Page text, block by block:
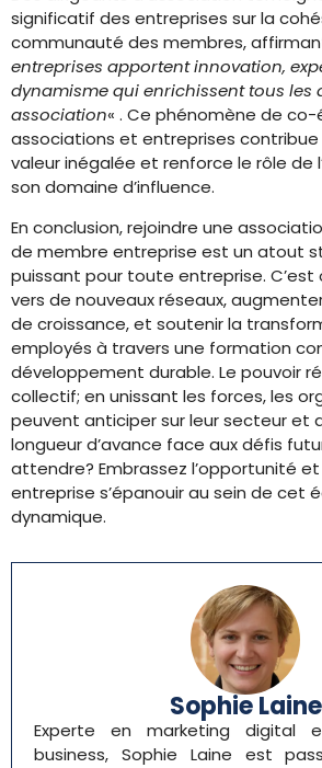
significatif des entreprises sur la
communauté des membres,
entreprises apportent innovation,
dynamisme qui enrichissent tous les
association« . Ce phénomène de
associations et entreprises
valeur inégalée et renforce le rôle de
son domaine d’influence.
En conclusion, rejoindre une
de membre entreprise est un atout
puissant pour toute entreprise. C’est
vers de nouveaux réseaux,
de croissance, et soutenir la
employés à travers une formation
développement durable. Le pouvoir
collectif; en unissant les forces, les
peuvent anticiper sur leur secteur et
longueur d’avance face aux défis
attendre? Embrassez l’opportunité
entreprise s’épanouir au sein de cet
dynamique.
Sophie Laine
Experte en marketing digital
business, Sophie Laine est